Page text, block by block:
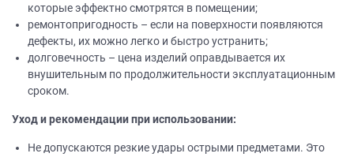
которые эффектно смотрятся в помещении;
ремонтопригодность – если на поверхности появляются
дефекты, их можно легко и быстро устранить;
долговечность – цена изделий оправдывается их
внушительным по продолжительности эксплуатационным
сроком.
Уход и рекомендации при использовании:
Не допускаются резкие удары острыми предметами. Это